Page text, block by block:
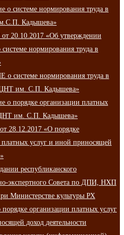
о системе нормирования труда в
Кадышева»
20.10.2017 «Об утверждении
нормирования труда в
системе нормирования труда в
им. С.П. Кадышева»
о порядке организации платных
им. С.П. Кадышева»
28.12.2017 «О порядке
платных услуг и иной приносящей
республиканского
экспертного Совета по ДПИ, НХП
Министерстве культуры РХ
организации платных услуг
доход деятельности